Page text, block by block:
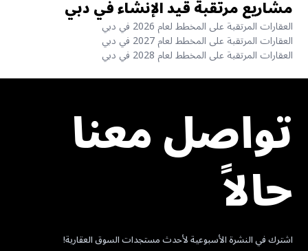
مشاريع مرتقبة قيد الإنشاء في دبي
العقارات المرتقبة على المخطط لعام 2026 في دبي
العقارات المرتقبة على المخطط لعام 2027 في دبي
العقارات المرتقبة على المخطط لعام 2028 في دبي
تواصل معنا
حالاً
اشترك في النشرة الأسبوعية لأحدث مستجدات السوق العقارية!